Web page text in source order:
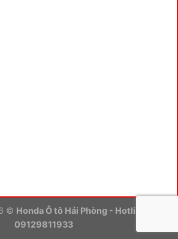
© Honda Ô tô Hải Phòng - Hotline:
09129811933